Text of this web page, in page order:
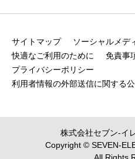
サイトマップ
ソーシャルメデ
快適なご利用のために
免責事
プライバシーポリシー
利用者情報の外部送信に関する
株式会社セブン‐イ
Copyright © SEVEN-